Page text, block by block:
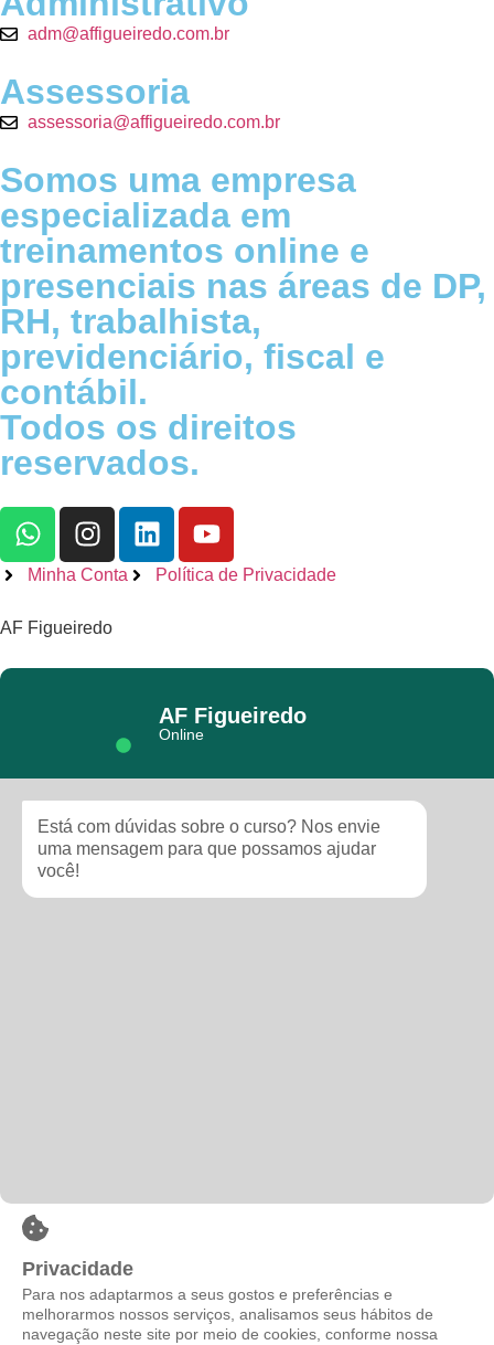
adm@affigueiredo.com.br
Assessoria
assessoria@affigueiredo.com.br
Somos uma empresa
especializada em
treinamentos online e
presenciais nas áreas de DP,
RH, trabalhista,
previdenciário, fiscal e
contábil.
Todos os direitos
reservados.
Minha Conta Política de Privacidade
AF Figueiredo
AF Figueiredo
Online
Está com dúvidas sobre o curso? Nos envie
uma mensagem para que possamos ajudar
você!
Privacidade
Para nos adaptarmos a seus gostos e preferências e
melhorarmos nossos serviços, analisamos seus hábitos de
navegação neste site por meio de cookies, conforme nossa